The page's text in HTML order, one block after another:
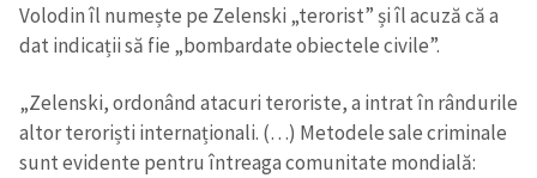
Volodin îl numește pe Zelenski „terorist” și îl acuză că a
dat indicații să fie „bombardate obiectele civile”.
„Zelenski, ordonând atacuri teroriste, a intrat în rândurile
altor teroriști internaționali. (…) Metodele sale criminale
sunt evidente pentru întreaga comunitate mondială: